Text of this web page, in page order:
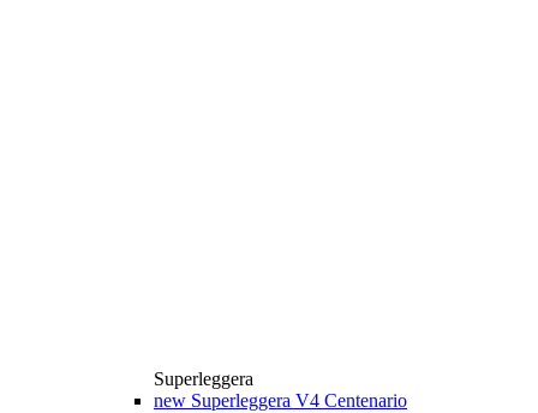
Superleggera
new Superleggera V4 Centenario